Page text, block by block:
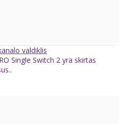
valdiklis
Single Switch 2 yra skirtas